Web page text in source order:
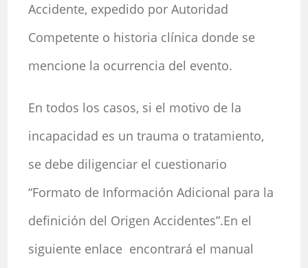
Accidente, expedido por Autoridad
Competente o historia clínica donde se
mencione la ocurrencia del evento.
En todos los casos, si el motivo de la
incapacidad es un trauma o tratamiento,
se debe diligenciar el cuestionario
“Formato de Información Adicional para la
definición del Origen Accidentes”.En el
siguiente enlace encontrará el manual